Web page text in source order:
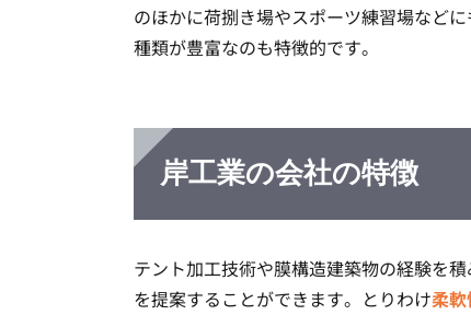
のほかに荷捌き場やスポーツ練習場など
種類が豊富なのも特徴的です。
岸工業の会社の特徴
テント加工技術や膜構造建築物の経験を
を提案することができます。とりわけ柔